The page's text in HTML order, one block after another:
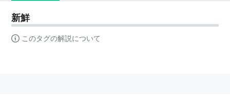
新鮮
このタグの解説について